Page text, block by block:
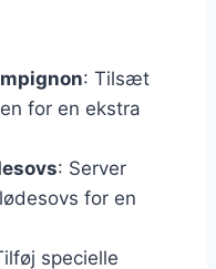
: Tilsæt
for en ekstra
: Server
for en
specielle